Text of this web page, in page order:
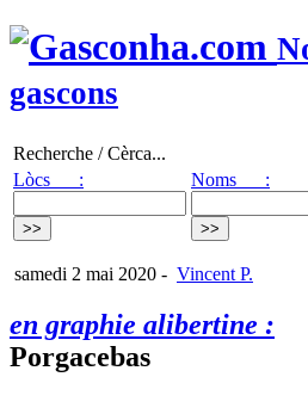
gascons
Recherche / Cèrca...
Lòcs :
Noms :
samedi 2 mai 2020 - Vincent P.
en graphie alibertine :
Porgacebas